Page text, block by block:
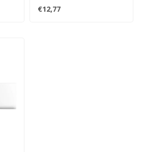
€12,77